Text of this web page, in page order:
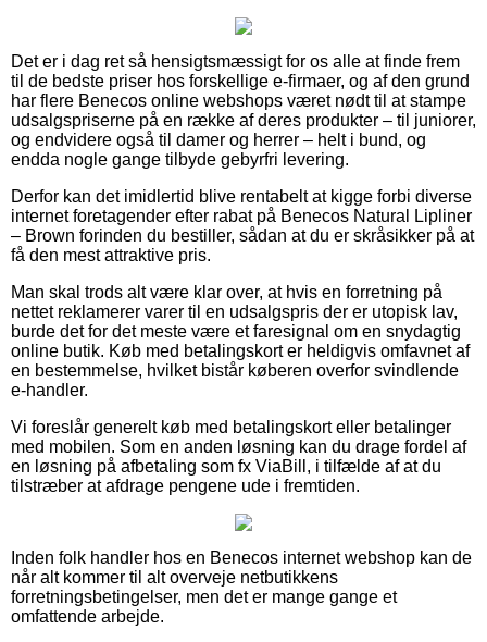
Det er i dag ret så hensigtsmæssigt for os alle at finde frem
til de bedste priser hos forskellige e-firmaer, og af den grund
har flere Benecos online webshops været nødt til at stampe
udsalgspriserne på en række af deres produkter – til juniorer,
og endvidere også til damer og herrer – helt i bund, og
endda nogle gange tilbyde gebyrfri levering.
Derfor kan det imidlertid blive rentabelt at kigge forbi diverse
internet foretagender efter rabat på Benecos Natural Lipliner
– Brown forinden du bestiller, sådan at du er skråsikker på at
få den mest attraktive pris.
Man skal trods alt være klar over, at hvis en forretning på
nettet reklamerer varer til en udsalgspris der er utopisk lav,
burde det for det meste være et faresignal om en snydagtig
online butik. Køb med betalingskort er heldigvis omfavnet af
en bestemmelse, hvilket bistår køberen overfor svindlende
e-handler.
Vi foreslår generelt køb med betalingskort eller betalinger
med mobilen. Som en anden løsning kan du drage fordel af
en løsning på afbetaling som fx ViaBill, i tilfælde af at du
tilstræber at afdrage pengene ude i fremtiden.
Inden folk handler hos en Benecos internet webshop kan de
når alt kommer til alt overveje netbutikkens
forretningsbetingelser, men det er mange gange et
omfattende arbejde.